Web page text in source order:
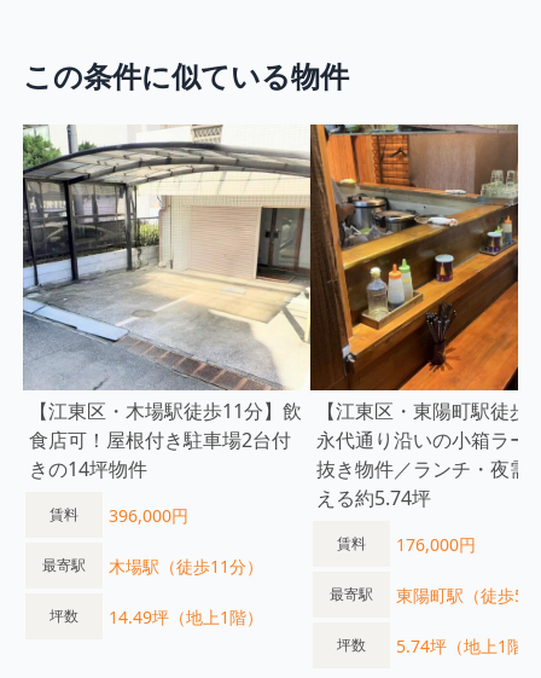
この条件に似ている物件
【江東区・木場駅徒歩11分】飲
食店可！屋根付き駐車場2台付
きの14坪物件
賃料 396,000円
最寄駅 木場駅（徒歩11分）
坪数 14.49坪（地上1階）
【江東区・東陽町駅徒歩
永代通り沿いの小箱ラー
抜き物件／ランチ・夜需
える約5.74坪
賃料 176,000円
最寄駅 東陽町駅（徒歩5
坪数 5.74坪（地上1階）